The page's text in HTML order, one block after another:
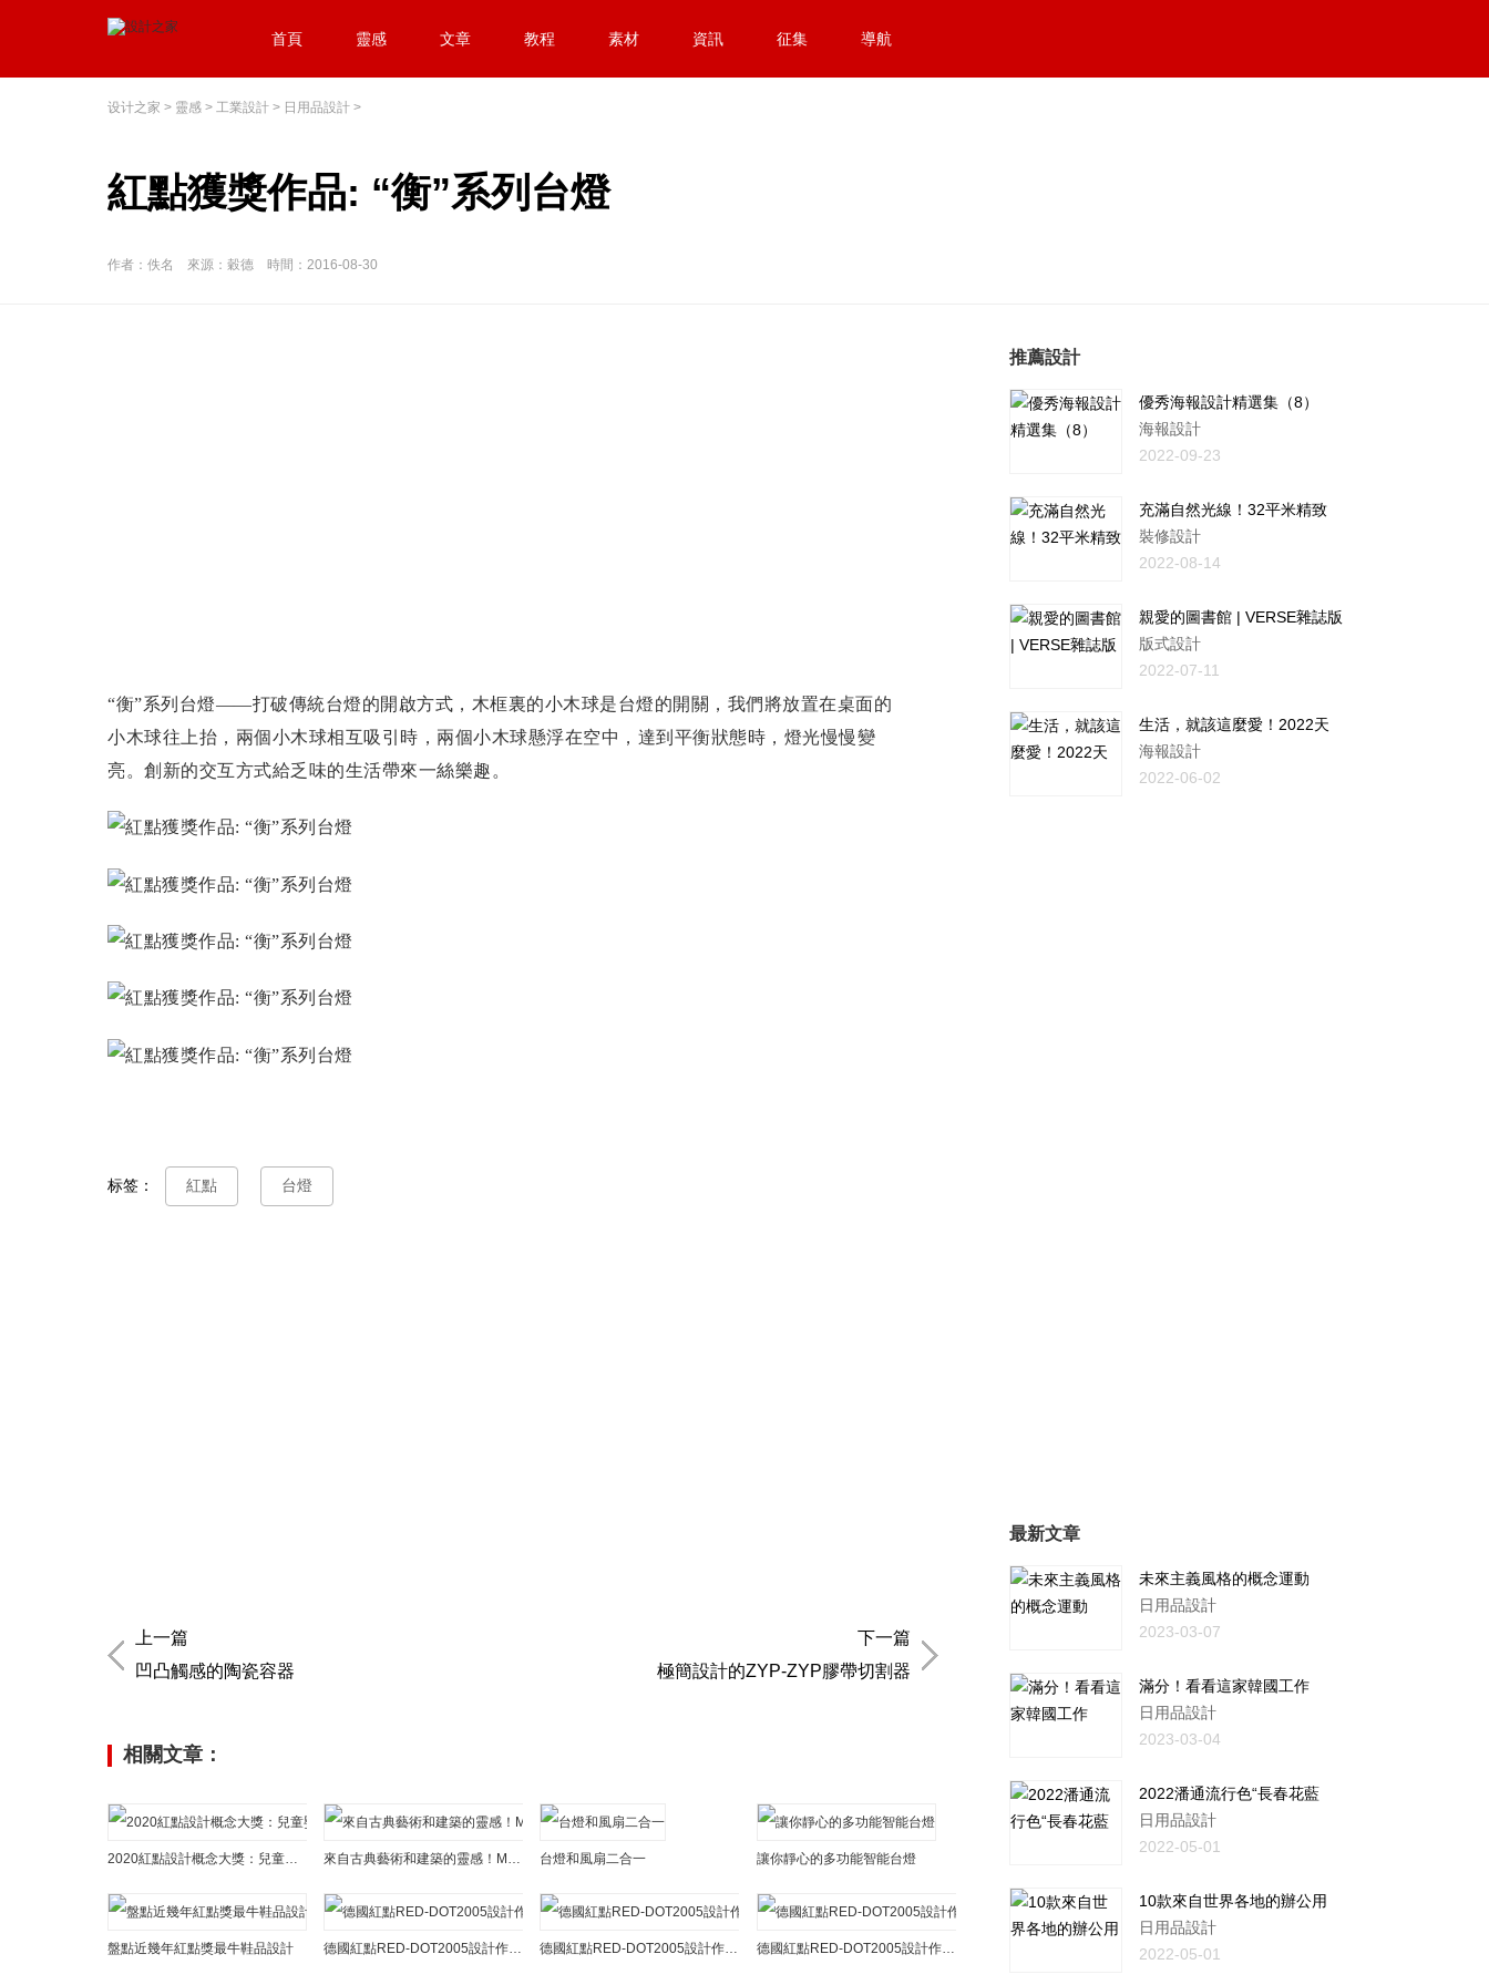
首頁 靈感 文章 教程 素材 資訊 征集 導航
设计之家 > 靈感 > 工業設計 > 日用品設計 >
紅點獲獎作品: “衡”系列台燈
作者：佚名 來源：穀德 時間：2016-08-30
“衡”系列台燈——打破傳統台燈的開啟方式，木框裏的小木球是台燈的開關，我們將放置在桌面的
小木球往上抬，兩個小木球相互吸引時，兩個小木球懸浮在空中，達到平衡狀態時，燈光慢慢變
亮。創新的交互方式給乏味的生活帶來一絲樂趣。
标签： 紅點 台燈
上一篇
凹凸觸感的陶瓷容器
下一篇
極簡設計的ZYP-ZYP膠帶切割器
相關文章：
台燈和風扇二合一 讓你靜心的多功能智能台燈
盤點近幾年紅點獎最牛鞋品設計
推薦設計
優秀海報設計精選集（8）
海報設計
2022-09-23
充滿自然光線！32平米精致
裝修設計
2022-08-14
親愛的圖書館 | VERSE雜誌版
版式設計
2022-07-11
生活，就該這麼愛！2022天
海報設計
2022-06-02
最新文章
未來主義風格的概念運動
日用品設計
2023-03-07
滿分！看看這家韓國工作
日用品設計
2023-03-04
2022潘通流行色“長春花藍
日用品設計
2022-05-01
10款來自世界各地的辦公用
日用品設計
2022-05-01